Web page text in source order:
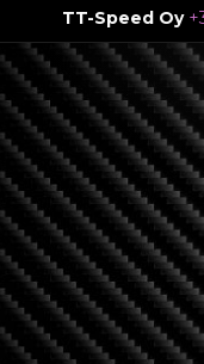
TT-Speed Oy
Skip
to
Content